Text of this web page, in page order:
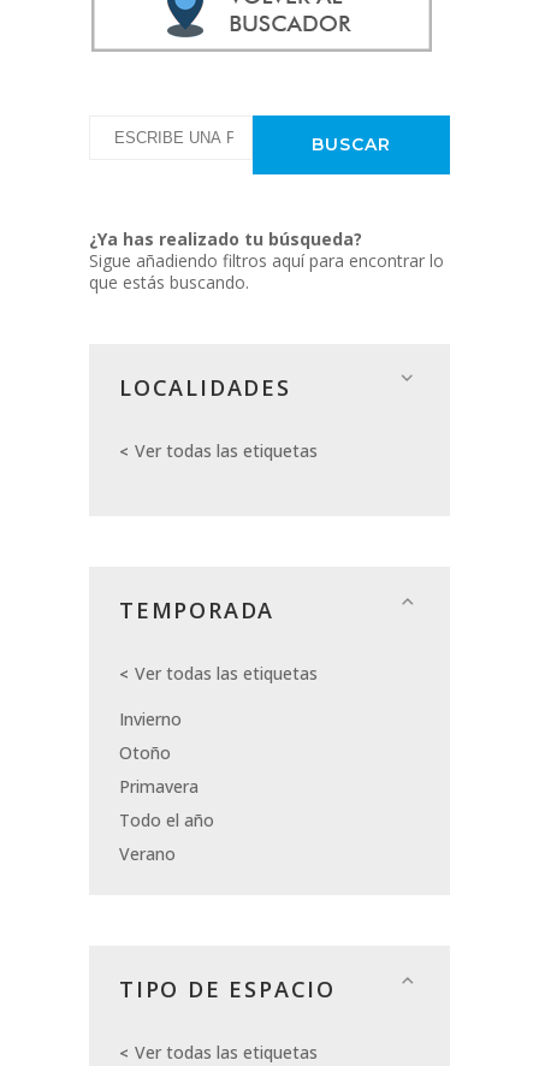
¿Ya has realizado tu búsqueda?
Sigue añadiendo filtros aquí para encontrar lo
que estás buscando.
LOCALIDADES
Ver todas las etiquetas
TEMPORADA
Ver todas las etiquetas
Invierno
Otoño
Primavera
Todo el año
Verano
TIPO DE ESPACIO
Ver todas las etiquetas